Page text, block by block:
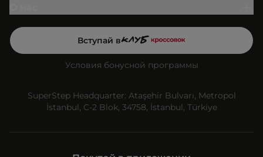
Вступай в
Условия бонусной программы
SuperStep Headquarter: Ataşehir Bulvarı, Metropol
İstanbul, C-2 Blok, 34758, İstanbul, Türkiye